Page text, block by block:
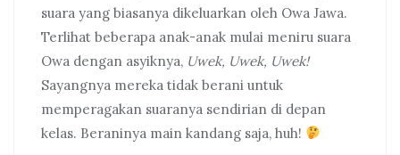
suara yang biasanya dikeluarkan oleh Owa Jawa.
Terlihat beberapa anak-anak mulai meniru suara
Owa dengan asyiknya, Uwek, Uwek, Uwek!
Sayangnya mereka tidak berani untuk
memperagakan suaranya sendirian di depan
kelas. Beraninya main kandang saja, huh!